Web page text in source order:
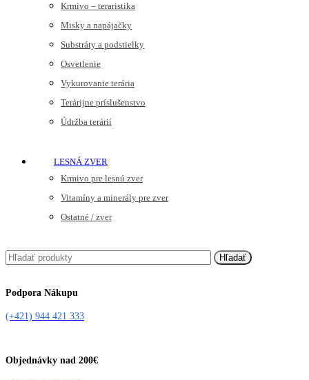
Krmivo – teraristika
Misky a napájačky
Substráty a podstielky
Osvetlenie
Vykurovanie terária
Terárijne príslušenstvo
Údržba terárií
LESNÁ ZVER
Krmivo pre lesnú zver
Vitamíny a minerály pre zver
Ostatné / zver
Hľadať
Podpora Nákupu
(+421) 944 421 333
Objednávky nad 200€